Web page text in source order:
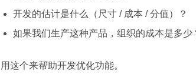
开发的估计是什么（尺寸 / 成本 / 分值）？
如果我们生产这种产品，组织的成本是多少
用这个来帮助开发优化功能。